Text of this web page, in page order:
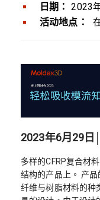
日期：
2023
活动地点：
2023年6月29日
多样的CFRP复合材
结构的产品上。 产
纤维与树脂材料的种